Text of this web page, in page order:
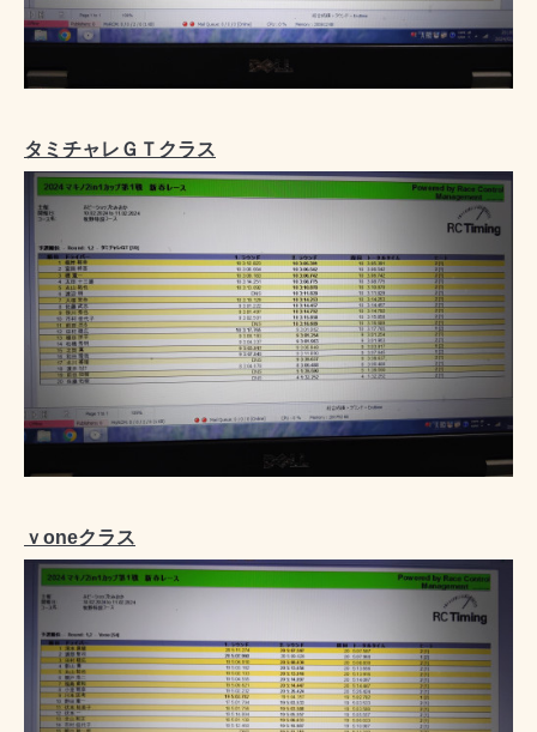
タミチャレＧＴクラス
ｖoneクラス